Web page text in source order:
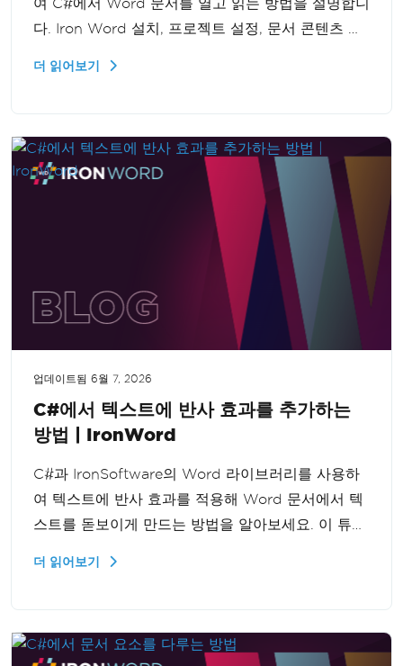
다. Iron Word 설치, 프로젝트 설정, 문서 콘텐츠 접
더 읽어보기
업데이트됨 6월 7, 2026
C#에서 텍스트에 반사 효과를 추가하는
방법 | IronWord
C#과 IronSoftware의 Word 라이브러리를 사용하
여 텍스트에 반사 효과를 적용해 Word 문서에서 텍
스트를 돋보이게 만드는 방법을 알아보세요. 이 튜토
더 읽어보기